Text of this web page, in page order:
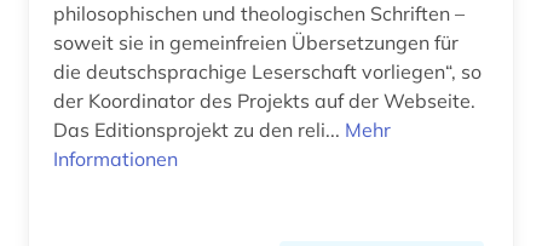
philosophischen und theologischen Schriften –
soweit sie in gemeinfreien Übersetzungen für
die deutschsprachige Leserschaft vorliegen“, so
der Koordinator des Projekts auf der Webseite.
Das Editionsprojekt zu den reli... Mehr
Informationen